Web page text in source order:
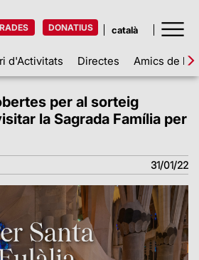
DONATIUS
d'Activitats Directes Amics de la
per al sorteig
la Sagrada Família per
31/01/22